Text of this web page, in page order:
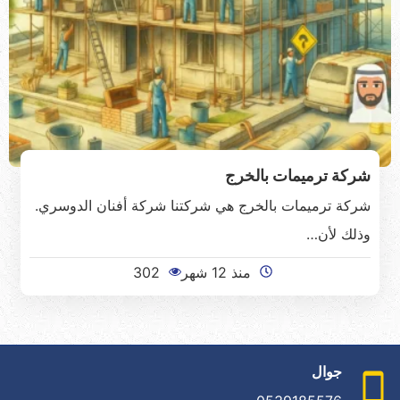
شركة ترميمات بالخرج
شركة ترميمات بالخرج هي شركتنا شركة أفنان الدوسري.
وذلك لأن…
منذ 12 شهر 302
جوال